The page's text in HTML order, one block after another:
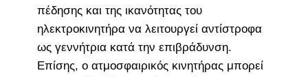
πέδησης και της ικανότητας του
ηλεκτροκινητήρα να λειτουργεί αντίστροφα
ως γεννήτρια κατά την επιβράδυνση.
Επίσης, ο ατμοσφαιρικός κινητήρας μπορεί